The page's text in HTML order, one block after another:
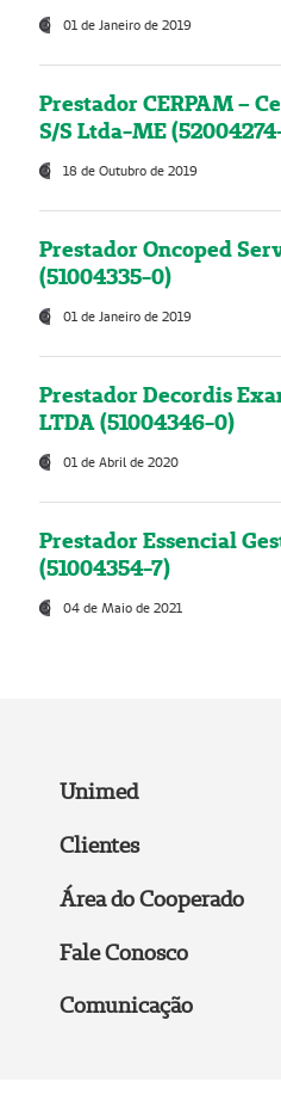
01 de Janeiro de 2019
Prestador CERPAM –
S/S Ltda-ME
18 de Outubro de 2019
Prestador Oncoped
(51004335-0)
01 de Janeiro de 2019
Prestador Decordis
LTDA (51004346-0)
01 de Abril de 2020
Prestador Essencial
(51004354-7)
04 de Maio de 2021
Unimed
Clientes
Área do Cooperado
Fale Conosco
Comunicação